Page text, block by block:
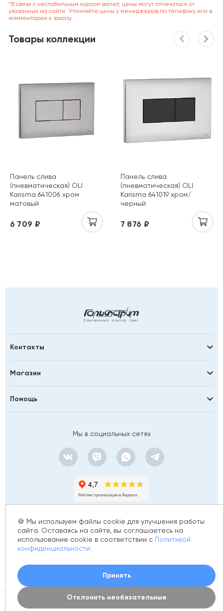
*В связи с нестабильным курсом валют, цены могут отличаться от
указанных на сайте. Уточняйте цены у менеджеров по телефону или в
комментарии к заказу.
Товары коллекции
Панель слива
(пневматическая) OLI
Karisma 641006 хром
матовый
6 709 ₽
Панель слива
(пневматическая) OLI
Karisma 641019 хром/
черный
7 876 ₽
Контакты
Магазин
Помощь
Мы в социальных сетях
© 2012 - 2026 golfstim.ru
ОГРН 304370234902057
🍪 Мы используем файлы cookie для улучшения работы
сайта. Оставаясь на сайте, вы соглашаетесь на
использование cookie в соответствии с Политикой
конфиденциальности.
Принять
Отклонить необязательные